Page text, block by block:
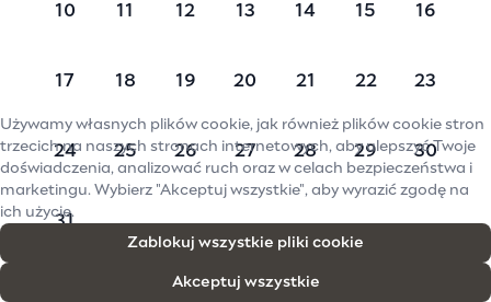
10 11 12 13 14 15 16
17 18 19 20 21 22 23
24 25 26 27 28 29 30
31
Używamy własnych plików cookie, jak również plików cookie stron
trzecich na naszych stronach internetowych, aby ulepszyć Twoje
doświadczenia, analizować ruch oraz w celach bezpieczeństwa i
marketingu. Wybierz "Akceptuj wszystkie", aby wyrazić zgodę na
ich użycie.
Zablokuj wszystkie pliki cookie
Akceptuj wszystkie